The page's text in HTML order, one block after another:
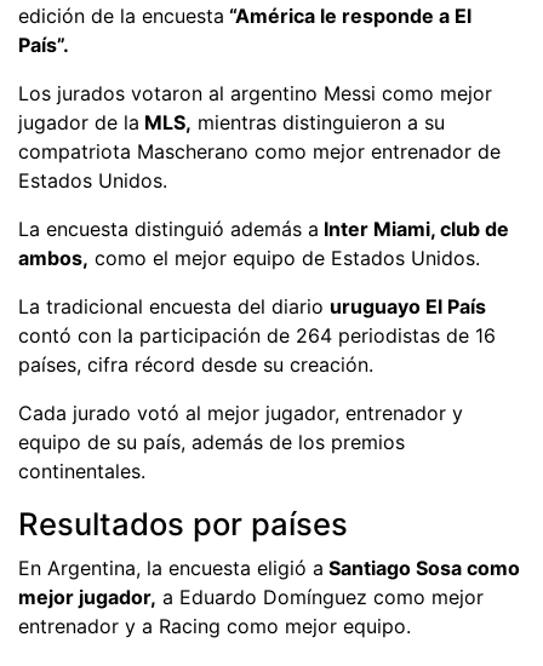
edición de la encuesta “América le responde a El
País”.
Los jurados votaron al argentino Messi como mejor
jugador de la MLS, mientras distinguieron a su
compatriota Mascherano como mejor entrenador de
Estados Unidos.
La encuesta distinguió además a Inter Miami, club de
ambos, como el mejor equipo de Estados Unidos.
La tradicional encuesta del diario uruguayo El País
contó con la participación de 264 periodistas de 16
países, cifra récord desde su creación.
Cada jurado votó al mejor jugador, entrenador y
equipo de su país, además de los premios
continentales.
Resultados por países
En Argentina, la encuesta eligió a Santiago Sosa como
mejor jugador, a Eduardo Domínguez como mejor
entrenador y a Racing como mejor equipo.